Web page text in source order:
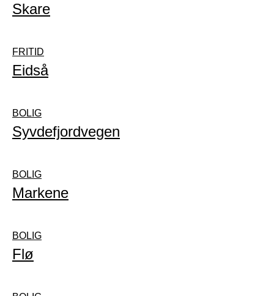
Skare
FRITID
Eidså
BOLIG
Syvdefjordvegen
BOLIG
Markene
BOLIG
Flø